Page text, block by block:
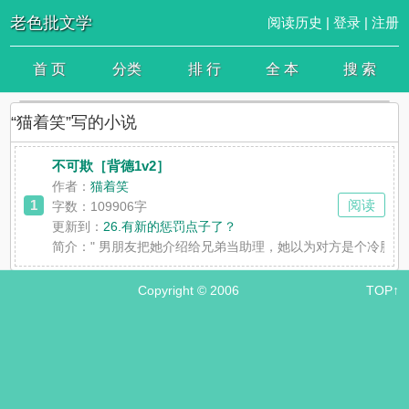
老色批文学 阅读历史 | 登录| 注册
首 页 分类 排 行 全 本 搜 索
“猫着笑”写的小说
1
不可欺［背德1v2］
作者：猫着笑
字数：109906字
更新到：26.有新的惩罚点子了？
简介：" 男朋友把她介绍给兄弟当助理，她以为对方是个冷脸
阅读
Copyright © 2006 TOP↑